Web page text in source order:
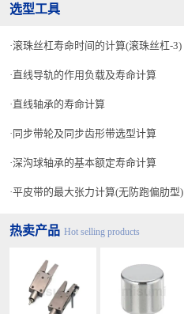
选型工具
滚珠丝杠寿命时间的计算(滚珠丝杠-3)
直线导轨的作用负载及寿命计算
直线轴承的寿命计算
同步带轮及同步齿形带选型计算
深沟球轴承的基本额定寿命计算
平皮带的最大张力计算(无防跑偏肋型)
热卖产品 Hot selling products